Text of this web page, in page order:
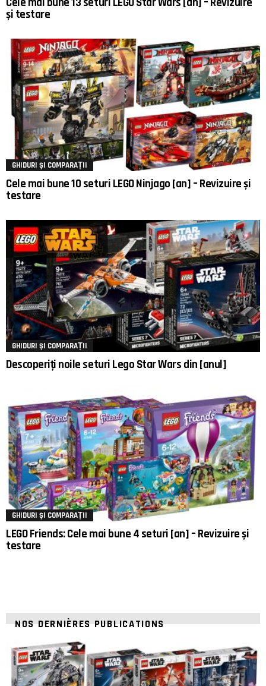
și testare
GHIDURI ȘI COMPARAȚII
Cele mai bune 10 seturi LEGO Ninjago [an] – Revizuire și
testare
GHIDURI ȘI COMPARAȚII
Descoperiți noile seturi Lego Star Wars din [anul]
GHIDURI ȘI COMPARAȚII
LEGO Friends: Cele mai bune 4 seturi [an] – Revizuire și
testare
NOS DERNIÈRES PUBLICATIONS